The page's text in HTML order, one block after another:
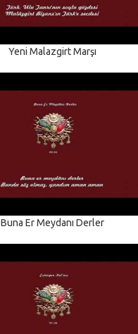
Yeni Malazgirt Marşı
Buna Er Meydanı Derler